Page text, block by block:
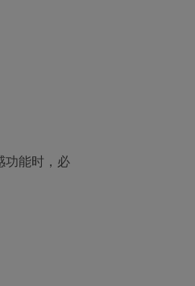
功能时，必